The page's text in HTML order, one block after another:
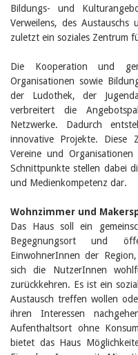
Juli 2025
Juni 2025
März 2025
2023
2022
2021
2020
2019
2018
2017
2016
2015
2012
Bildungs- und
Verweilens, des
zuletzt ein soziales Zentrum
Die Kooperation und
Organisationen sowie
der Ludothek, der
verbreitert die
Netzwerke. Dadurch
innovative Projekte. Diese
Vereine und
Schnittpunkte stellen dabei
und Medienkompetenz dar.
Wohnzimmer und
Das Haus soll ein
Begegnungsort und
EinwohnerInnen der
sich die NutzerInnen
zurückkehren. Es ist ein
Austausch treffen wollen
ihren Interessen
Aufenthaltsort ohne
bietet das Haus